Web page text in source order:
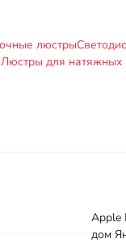
люстры
Люстры для натяжных
Apple
дом